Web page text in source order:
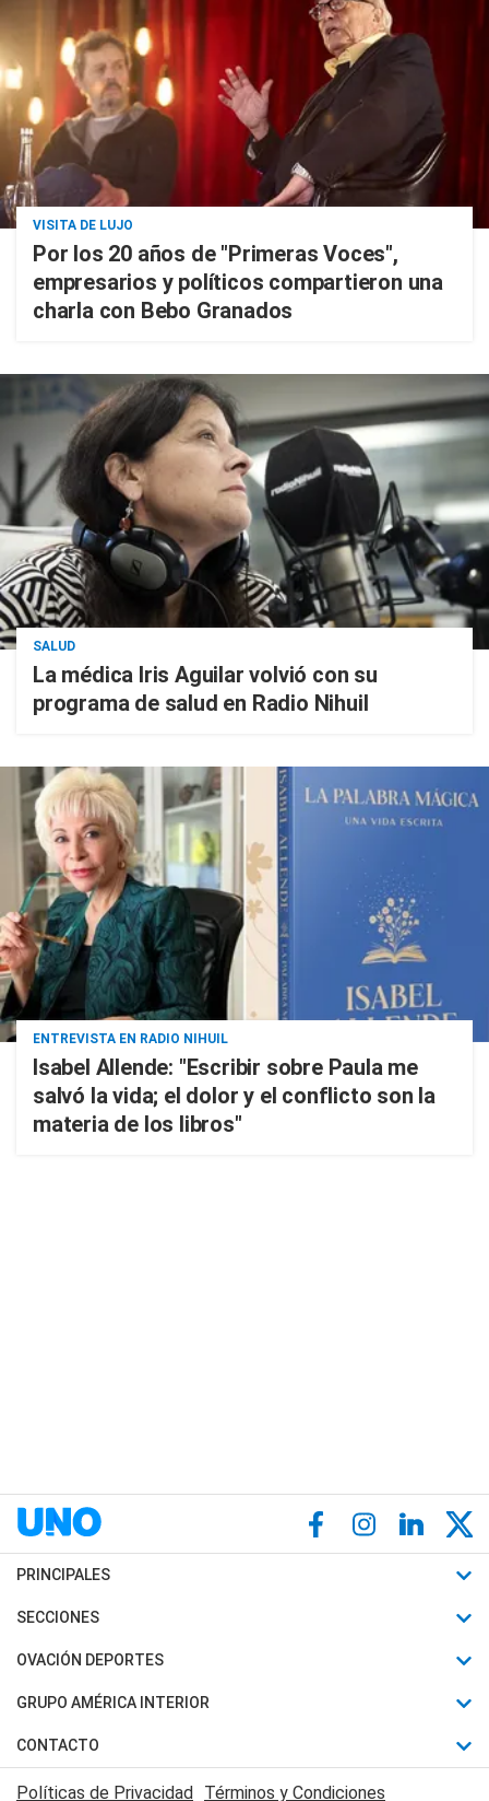
VISITA DE LUJO
Por los 20 años de "Primeras Voces",
empresarios y políticos compartieron una
charla con Bebo Granados
SALUD
La médica Iris Aguilar volvió con su
programa de salud en Radio Nihuil
ENTREVISTA EN RADIO NIHUIL
Isabel Allende: "Escribir sobre Paula me
salvó la vida; el dolor y el conflicto son la
materia de los libros"
PRINCIPALES
Últimas Noticias
Política
Judiciales
Economia
SECCIONES
Horóscopo
Motores
Trucos caseros
OVACIÓN DEPORTES
Fútbol
Mundial
Automovilismo
GRUPO AMÉRICA INTERIOR
Canal 7 en Vivo
CONTACTO
Acerca de Nosotros
Políticas de Privacidad Términos y Condiciones